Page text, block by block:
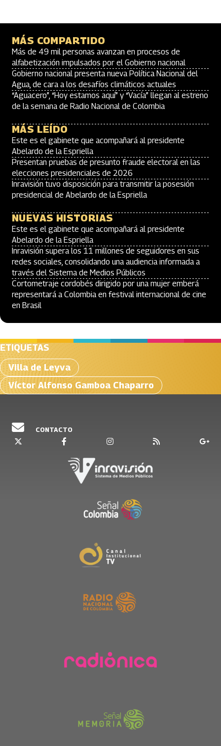
MÁS COMPARTIDO
Más de 49 mil personas avanzan en procesos de
alfabetización impulsados por el Gobierno nacional
Gobierno nacional presenta nueva Política Nacional del
Agua, de cara a los desafíos climáticos actuales
“Aguacero”, “Hoy estamos aquí” y “Vacía” llegan al estreno
de la semana de Radio Nacional de Colombia
MÁS LEÍDO
Este es el gabinete que acompañará al presidente
Abelardo de la Espriella
Presentan pruebas de presunto fraude electoral en las
elecciones presidenciales de 2026
Inravisión tuvo disposición para transmitir la posesión
presidencial de Abelardo de la Espriella
NUEVAS HISTORIAS
Este es el gabinete que acompañará al presidente
Abelardo de la Espriella
Inravisión supera los 11 millones de seguidores en sus
redes sociales, consolidando una audiencia informada a
través del Sistema de Medios Públicos
Cortometraje cordobés dirigido por una mujer emberá
representará a Colombia en festival internacional de cine
en Brasil
ETIQUETAS
Villa de Leyva
Víctor Alfonso Gamboa Chaparro
CONTACTO